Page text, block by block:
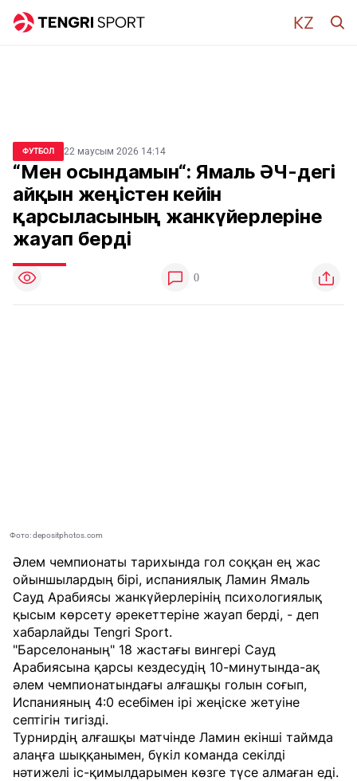
ФУТБОЛ 22 маусым 2026 14:14
“Мен осындамын“: Ямаль ӘЧ-дегі
айқын жеңістен кейін
қарсыласының жанкүйерлеріне
жауап берді
0
Фото: depositphotos.com
Әлем чемпионаты тарихында гол соққан ең жас
ойыншылардың бірі, испаниялық Ламин Ямаль
Сауд Арабиясы жанкүйерлерінің психологиялық
қысым көрсету әрекеттеріне жауап берді, - деп
хабарлайды Tengri Sport.
"Барселонаның" 18 жастағы вингері Сауд
Арабиясына қарсы кездесудің 10-минутында-ақ
әлем чемпионатындағы алғашқы голын соғып,
Испанияның 4:0 есебімен ірі жеңіске жетуіне
септігін тигізді.
Турнирдің алғашқы матчінде Ламин екінші таймда
алаңға шыққанымен, бүкіл команда секілді
нәтижелі іс-қимылдарымен көзге түсе алмаған еді.